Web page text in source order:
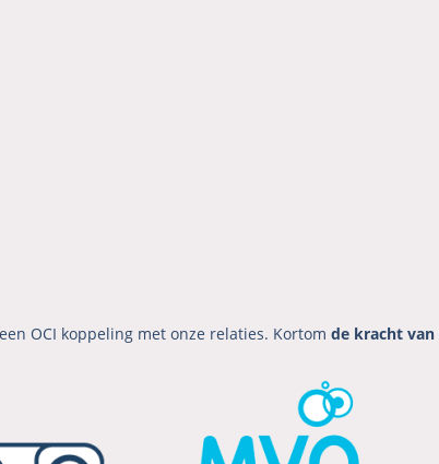
OCI koppeling met onze relaties. Kortom de kracht van